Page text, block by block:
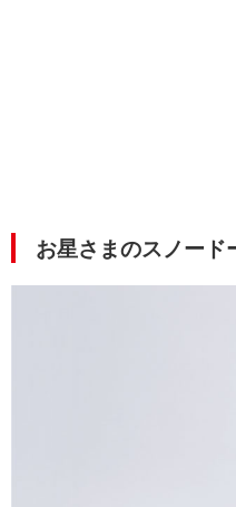
お星さまのスノード